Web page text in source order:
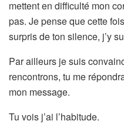
mettent en difficulté mon
pas. Je pense que cette
surpris de ton silence, j’y
Par ailleurs je suis
rencontrons, tu me
mon message.
Tu vois j’ai l’habitude.